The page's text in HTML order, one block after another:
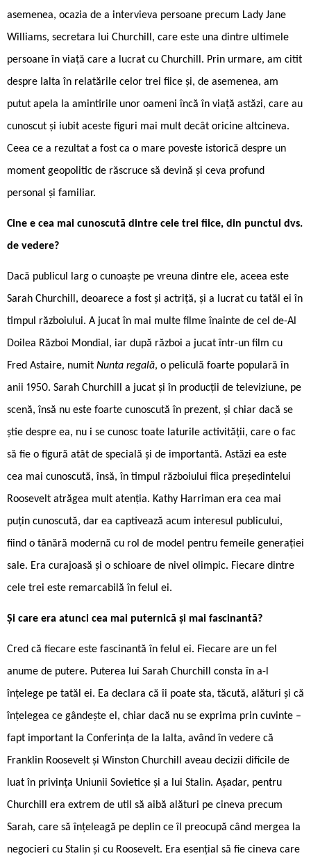
asemenea, ocazia de a intervieva persoane precum Lady Jane
Williams, secretara lui Churchill, care este una dintre ultimele
persoane în viață care a lucrat cu Churchill. Prin urmare, am citit
despre Ialta în relatările celor trei fiice și, de asemenea, am
putut apela la amintirile unor oameni încă în viață astăzi, care au
cunoscut și iubit aceste figuri mai mult decât oricine altcineva.
Ceea ce a rezultat a fost ca o mare poveste istorică despre un
moment geopolitic de răscruce să devină și ceva profund
personal și familiar.
Cine e cea mai cunoscută dintre cele trei fiice, din punctul dvs.
de vedere?
Dacă publicul larg o cunoaște pe vreuna dintre ele, aceea este
Sarah Churchill, deoarece a fost și actriță, și a lucrat cu tatăl ei în
timpul războiului. A jucat în mai multe filme înainte de cel de-Al
Doilea Război Mondial, iar după război a jucat într-un film cu
Fred Astaire, numit Nunta regală, o peliculă foarte populară în
anii 1950. Sarah Churchill a jucat și în producții de televiziune, pe
scenă, însă nu este foarte cunoscută în prezent, și chiar dacă se
știe despre ea, nu i se cunosc toate laturile activității, care o fac
să fie o figură atât de specială și de importantă. Astăzi ea este
cea mai cunoscută, însă, în timpul războiului fiica președintelui
Roosevelt atrăgea mult atenția. Kathy Harriman era cea mai
puțin cunoscută, dar ea captivează acum interesul publicului,
fiind o tânără modernă cu rol de model pentru femeile generației
sale. Era curajoasă și o schioare de nivel olimpic. Fiecare dintre
cele trei este remarcabilă în felul ei.
Și care era atunci cea mai puternică și mai fascinantă?
Cred că fiecare este fascinantă în felul ei. Fiecare are un fel
anume de putere. Puterea lui Sarah Churchill consta în a-l
înțelege pe tatăl ei. Ea declara că îi poate sta, tăcută, alături și că
înțelegea ce gândește el, chiar dacă nu se exprima prin cuvinte –
fapt important la Conferința de la Ialta, având în vedere că
Franklin Roosevelt și Winston Churchill aveau decizii dificile de
luat în privința Uniunii Sovietice și a lui Stalin. Așadar, pentru
Churchill era extrem de util să aibă alături pe cineva precum
Sarah, care să înțeleagă pe deplin ce îl preocupă când mergea la
negocieri cu Stalin și cu Roosevelt. Era esențial să fie cineva care